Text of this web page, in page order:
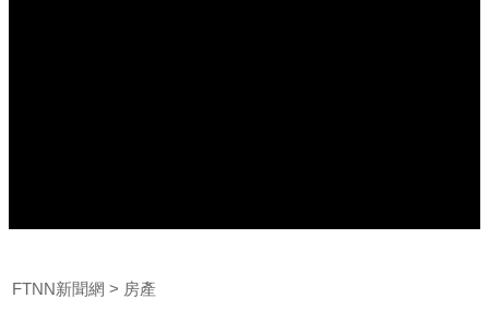
FTNN新聞網 房產